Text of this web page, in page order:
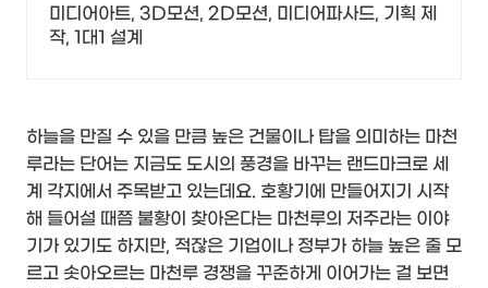
미디어아트, 3D모션, 2D모션, 미디어파사드, 기획 제
작, 1대1 설계
하늘을 만질 수 있을 만큼 높은 건물이나 탑을 의미하는 마천
루라는 단어는 지금도 도시의 풍경을 바꾸는 랜드마크로 세
계 각지에서 주목받고 있는데요. 호황기에 만들어지기 시작
해 들어설 때쯤 불황이 찾아온다는 마천루의 저주라는 이야
기가 있기도 하지만, 적잖은 기업이나 정부가 하늘 높은 줄 모
르고 솟아오르는 마천루 경쟁을 꾸준하게 이어가는 걸 보면